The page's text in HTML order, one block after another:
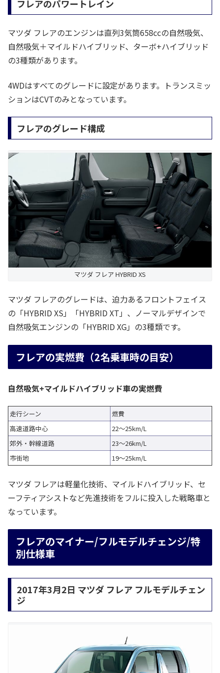
フレアのパワートレイン
マツダ フレアのエンジンは直列3気筒658ccの自然吸気、
自然吸気＋マイルドハイブリッド、ターボ+ハイブリッド
の3種類があります。
4WDはすべてのグレードに設定があります。トランスミッ
ションはCVTのみとなっています。
フレアのグレード構成
マツダ フレア HYBRID XS
マツダ フレアのグレードは、迫力あるフロントフェイス
の「HYBRID XS」「HYBRID XT」、ノーマルデザインで
自然吸気エンジンの「HYBRID XG」の3種類です。
フレアの実燃費（2名乗車時の目安）
自然吸気+マイルドハイブリッド車の実燃費
走行シーン
燃費
高速道路中心
22～25km/L
郊外・幹線道路
23～26km/L
市街地
19～25km/L
マツダ フレアは軽量化技術、マイルドハイブリッド、セ
ーフティアシストなど先進技術をフルに投入した戦略車と
なっています。
フレアのマイナー/フルモデルチェンジ/特
別仕様車
2017年3月2日 マツダ フレア フルモデルチェン
ジ